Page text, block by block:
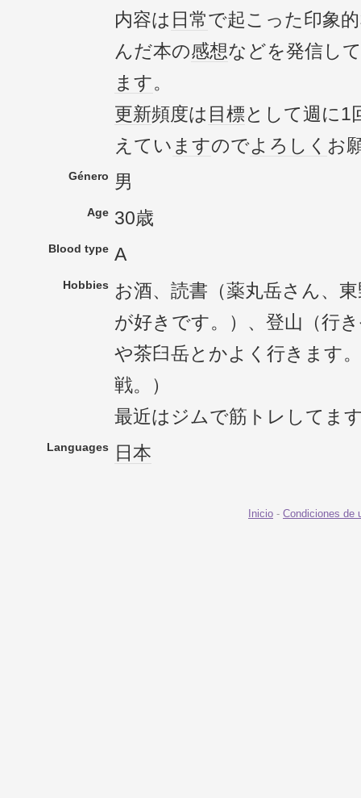
内容は 日常で起こった印象
んだ本の感想などを発信し
ます。
更新頻度は 目標として週に1
えてい ますのでよろしく お
Género 男
Age 30歳
Blood type A
Hobbies お酒、読書（薬丸岳さん、
が好きです。）、登山（行
や茶臼岳とかよく行きます
戦。）
最近はジムで筋トレしてま
Languages 日本
Inicio - Condiciones de